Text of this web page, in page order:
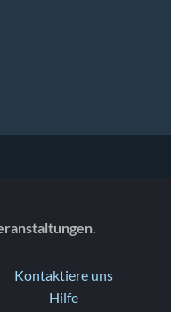
Kontaktiere uns
Hilfe